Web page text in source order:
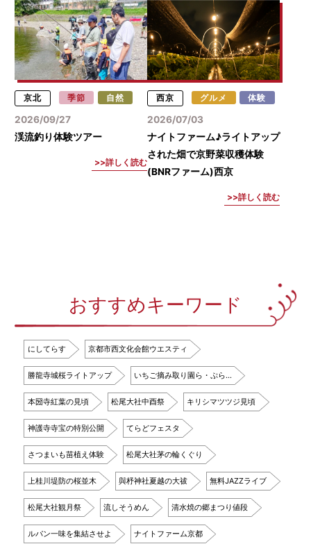
京北 季節 自然
2026/09/27
渓流釣り体験ツアー
詳しく読む
西京 グルメ 体験
2026/07/03
ナイトファーム♪ライトアップ
された畑で京野菜収穫体験
(BNRファーム)西京
詳しく読む
おすすめキーワード
にしてらす 京都市西文化会館ウエスティ
勝龍寺城桜ライトアップ いちご摘み取り園ら・ぷら…
本圀寺紅葉の見頃 松尾大社中酉祭 キリシマツツジ見頃
神護寺寺宝の特別公開 てらどフェスタ
さつまいも苗植え体験 松尾大社茅の輪くぐり
上桂川堤防の桜並木 與杼神社夏越の大祓 無料JAZZライブ
松尾大社観月祭 流しそうめん 清水焼の郷まつり値段
ルパン一味を集結させよ ナイトファーム京都